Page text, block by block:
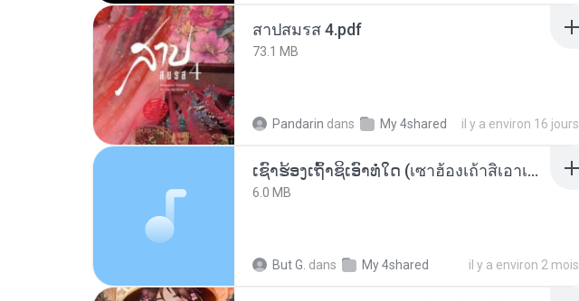
สาปสมรส 4.pdf
73.1 MB
Pandarin dans My 4shared il y a environ 16 jours
ເຊົາຮ້ອງເຖົ້າຊິເອົາທໍ່ໃດ (เซาฮ้องเถ้าสิเอาเท่าใด) ບຸນເກີດ ຫນູຫ່ວງ ft. ໂສພາ ຈຸນທະລາ
6.0 MB
But G. dans My 4shared il y a environ 2 mois